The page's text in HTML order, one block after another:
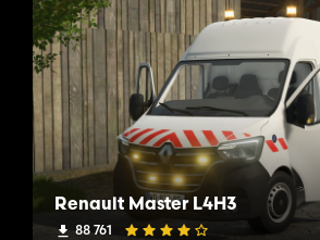
Renault Master L4H3
88 761